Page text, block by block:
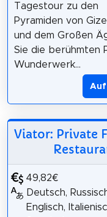
Tagestour zu den
Pyramiden von
und dem Großen
Sie die berühmten
Wunderwerk...
Auf
Viator: Private
49,82€
Deutsch,
Englisch,